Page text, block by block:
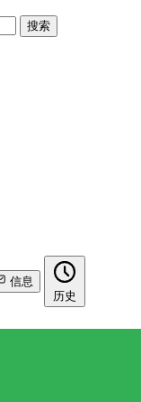
搜索
信息
历史